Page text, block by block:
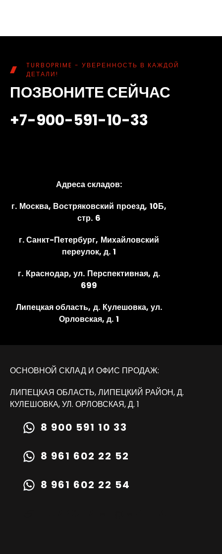
TURBOPRIME - УВЕРЕННОСТЬ В КАЖДОЙ
ДЕТАЛИ!
ПОЗВОНИТЕ СЕЙЧАС
+7-900-591-10-33
Адреса складов:
г. Москва, Востряковский проезд, 10Б,
стр. 6
г. Санкт-Петербург, Михайловский
переулок, д. 1
г. Краснодар, ул. Перспективная, д.
699
Липецкая область, д. Кулешовка, ул.
Орловская, д. 1
ОСНОВНОЙ СКЛАД И ОФИС ПРОДАЖ:
ЛИПЕЦКАЯ ОБЛАСТЬ, ЛИПЕЦКИЙ РАЙОН, Д.
КУЛЕШОВКА, УЛ. ОРЛОВСКАЯ, Д. 1
8 900 591 10 33
8 961 602 22 52
8 961 602 22 54